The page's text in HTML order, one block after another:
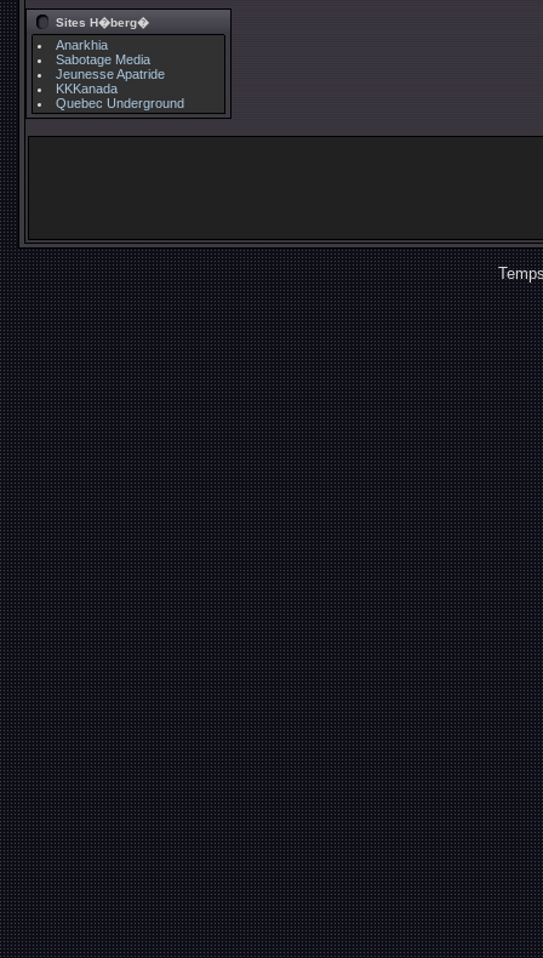
Sites H�berg�
Anarkhia
Sabotage Media
Jeunesse Apatride
KKKanada
Quebec Underground